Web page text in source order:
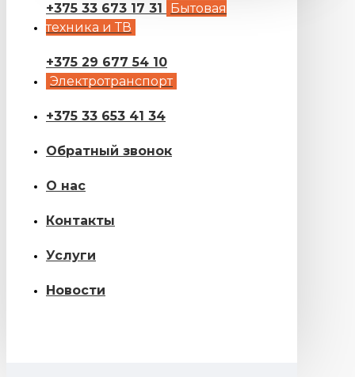
+375 33 673 17 31
Бытовая
техника и ТВ
+375 29 677 54 10
Электротранспорт
+375 33 653 41 34
Обратный звонок
О нас
Контакты
Услуги
Новости